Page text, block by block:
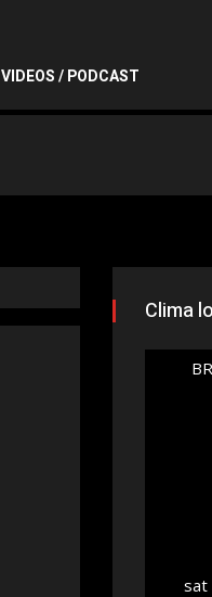
VIDEOS / PODCAST
Clima
sat